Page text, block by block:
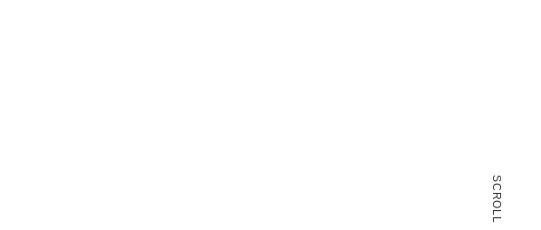
SCROLL